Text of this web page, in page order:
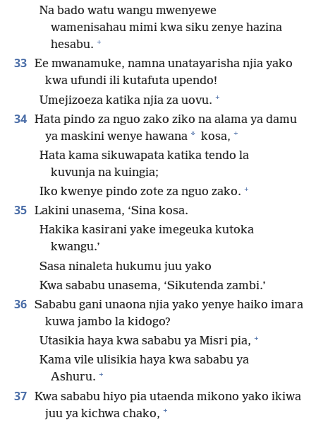
Na bado watu wangu mwenyewe
wamenisahau mimi kwa siku zenye hazina
hesabu. +
33 Ee mwanamuke, namna unatayarisha njia yako
kwa ufundi ili kutafuta upendo!
Umejizoeza katika njia za uovu. +
34 Hata pindo za nguo zako ziko na alama ya damu
ya maskini wenye hawana * kosa, +
Hata kama sikuwapata katika tendo la
kuvunja na kuingia;
Iko kwenye pindo zote za nguo zako. +
35 Lakini unasema, ‘Sina kosa.
Hakika kasirani yake imegeuka kutoka
kwangu.’
Sasa ninaleta hukumu juu yako
Kwa sababu unasema, ‘Sikutenda zambi.’
36 Sababu gani unaona njia yako yenye haiko imara
kuwa jambo la kidogo?
Utasikia haya kwa sababu ya Misri pia, +
Kama vile ulisikia haya kwa sababu ya
Ashuru. +
37 Kwa sababu hiyo pia utaenda mikono yako ikiwa
juu ya kichwa chako, +